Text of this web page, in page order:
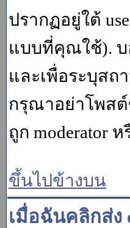
ปรากฏอยู่ใต้
แบบที่คุณใช้).
และเพื่อระบุสถ
กรุณาอย่าโพส
ถูก moderator
ขึ้นไปข้างบน
เมื่อฉันคลิกส่ง